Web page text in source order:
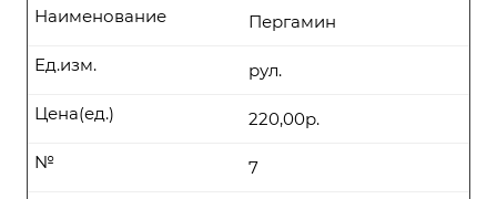
Пергамин
Наименование
рул.
Ед.изм.
220,00р.
Цена(ед.)
7
№